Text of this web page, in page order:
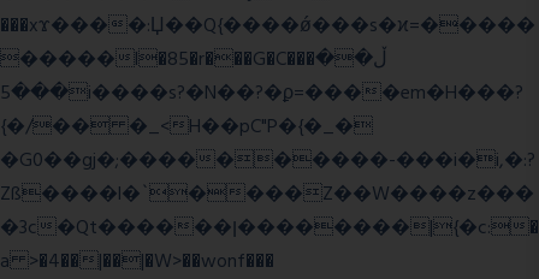
���xϫ����:Џ��Q{����ǿ���s�ϰ=�����
�����l�85�r���G�C���ڵ��
���5i����s?�N��?�ϼ=����em�H���?
{�/�� �_<H��pC"P�{�_�
�G0��gj�;����������-���i�i,�:?
Zß����l�`����Z��W����z���
�3c�Qt������ן��������|{�c:�
a >�4��|��|�W>��wonf���